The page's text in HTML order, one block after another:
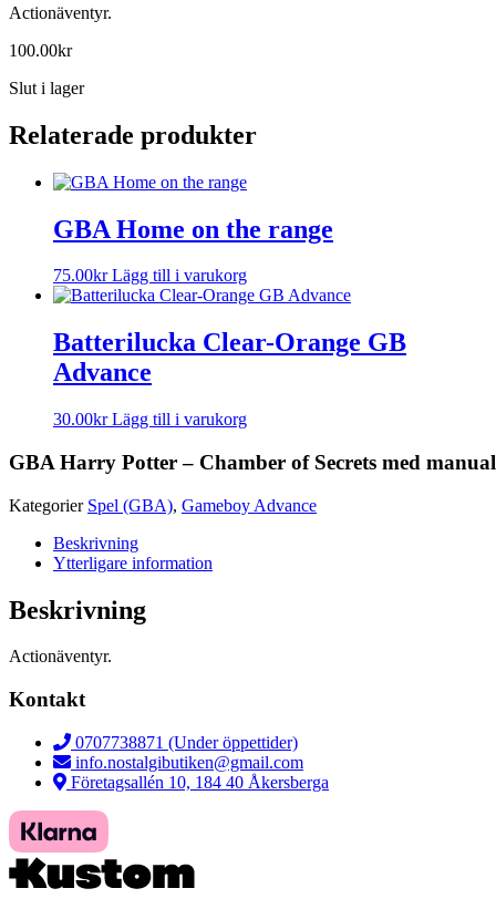
Actionäventyr.
100.00kr
Slut i lager
Relaterade produkter
GBA Home on the range
75.00kr Lägg till i varukorg
Batterilucka Clear-Orange GB
Advance
30.00kr Lägg till i varukorg
GBA Harry Potter – Chamber of Secrets med manual
Kategorier Spel (GBA), Gameboy Advance
Beskrivning
Ytterligare information
Beskrivning
Actionäventyr.
Kontakt
0707738871 (Under öppettider)
info.nostalgibutiken@gmail.com
Företagsallén 10, 184 40 Åkersberga